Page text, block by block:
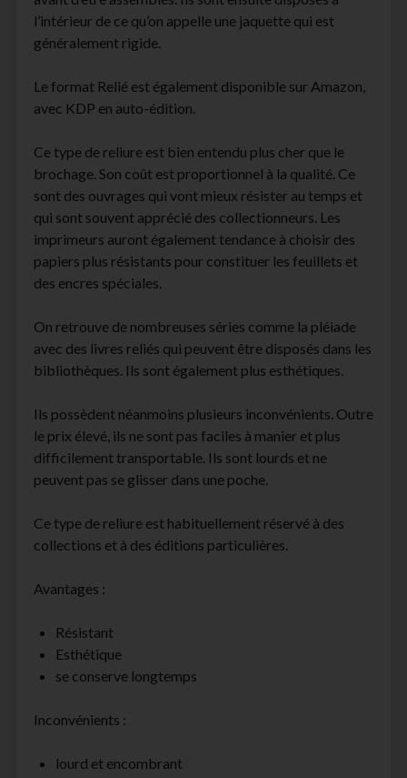
l’intérieur de ce qu’on appelle une jaquette qui est
généralement rigide.
Le format Relié est également disponible sur Amazon,
avec KDP en auto-édition.
Ce type de reliure est bien entendu plus cher que le
brochage. Son coût est proportionnel à la qualité. Ce
sont des ouvrages qui vont mieux résister au temps et
qui sont souvent apprécié des collectionneurs. Les
imprimeurs auront également tendance à choisir des
papiers plus résistants pour constituer les feuillets et
des encres spéciales.
On retrouve de nombreuses séries comme la pléiade
avec des livres reliés qui peuvent être disposés dans les
bibliothèques. Ils sont également plus esthétiques.
Ils possèdent néanmoins plusieurs inconvénients. Outre
le prix élevé, ils ne sont pas faciles à manier et plus
difficilement transportable. Ils sont lourds et ne
peuvent pas se glisser dans une poche.
Ce type de reliure est habituellement réservé à des
collections et à des éditions particulières.
Avantages :
Résistant
Esthétique
se conserve longtemps
Inconvénients :
lourd et encombrant